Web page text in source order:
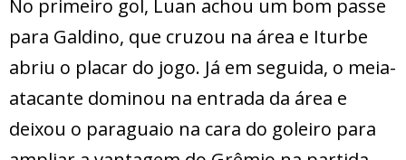
No primeiro gol, Luan achou um bom passe
para Galdino, que cruzou na área e Iturbe
abriu o placar do jogo. Já em seguida, o meia-
atacante dominou na entrada da área e
deixou o paraguaio na cara do goleiro para